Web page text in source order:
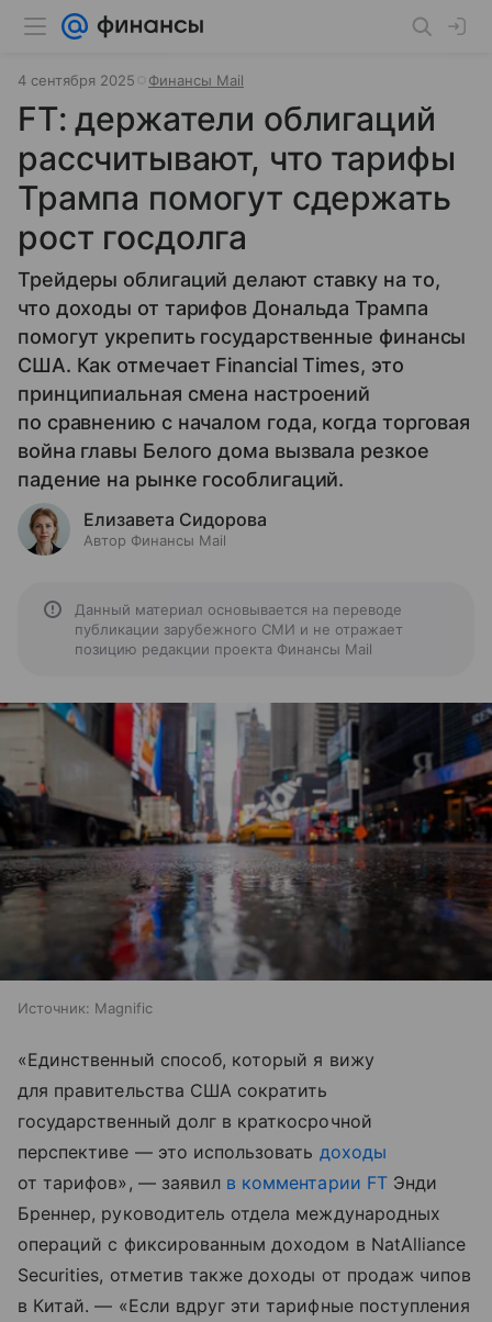
4 сентября 2025 Финансы Mail
FT: держатели облигаций
рассчитывают, что тарифы
Трампа помогут сдержать
рост госдолга
Трейдеры облигаций делают ставку на то,
что доходы от тарифов Дональда Трампа
помогут укрепить государственные финансы
США. Как отмечает Financial Times, это
принципиальная смена настроений
по сравнению с началом года, когда торговая
война главы Белого дома вызвала резкое
падение на рынке гособлигаций.
Елизавета Сидорова
Автор Финансы Mail
Данный материал основывается на переводе
публикации зарубежного СМИ и не отражает
позицию редакции проекта Финансы Mail
Источник: Magnific
«Единственный способ, который я вижу
для правительства США сократить
государственный долг в краткосрочной
перспективе — это использовать доходы
от тарифов», — заявил в комментарии FTЭнди
Бреннер, руководитель отдела международных
операций с фиксированным доходом в NatAlliance
Securities, отметив также доходы от продаж чипов
в Китай. — «Если вдруг эти тарифные поступления